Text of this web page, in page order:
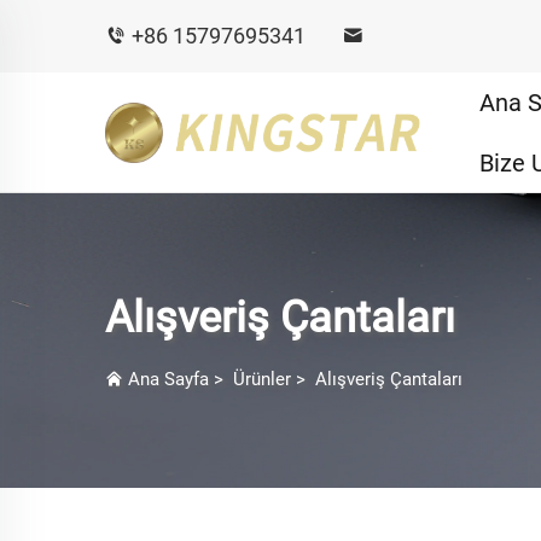
+86 15797695341
Ana
Bize
Alışveriş Çantaları
Ana Sayfa > Ürünler > Alışveriş Çantaları